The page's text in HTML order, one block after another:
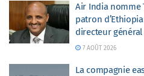
Air India nomme
patron
directeur général
7 AOÛT 2026
La compagnie